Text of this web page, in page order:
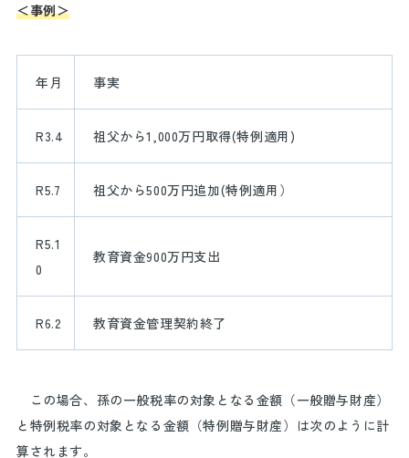
＜事例＞
年月 事実
R3.4 祖父から1,000万円取得(特例適用 )
R5.7 祖父から500万円追加(特例適用）
R5.1
0
教育資金900万円支出
R6.2 教育資金管理契約終了
この場合、孫の一般税率の対象となる金額（一般贈与財産）
と特例税率の対象となる金額（特例贈与財産）は次のように計
算されます。